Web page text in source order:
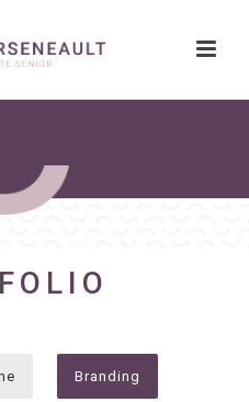
Branding